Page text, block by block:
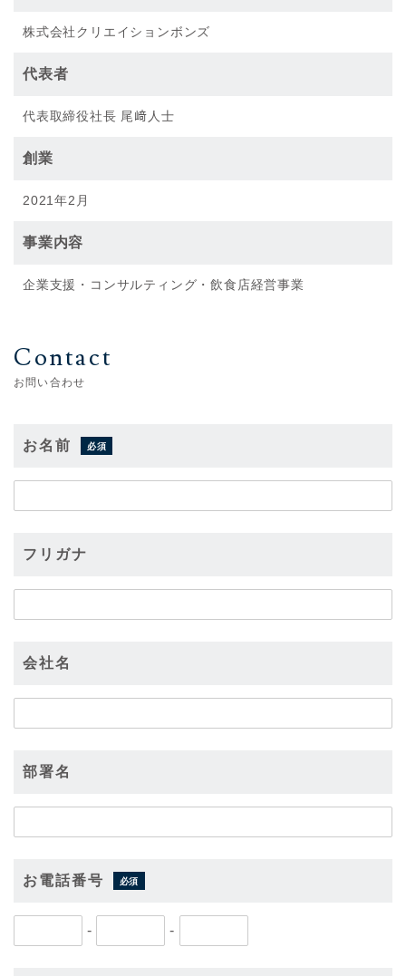
株式会社クリエイションボンズ
代表者
代表取締役社⻑ 尾﨑人士
創業
2021年2月
事業内容
企業支援・コンサルティング・飲食店経営事業
Contact
お問い合わせ
お名前 必須
フリガナ
会社名
部署名
お電話番号 必須
- -